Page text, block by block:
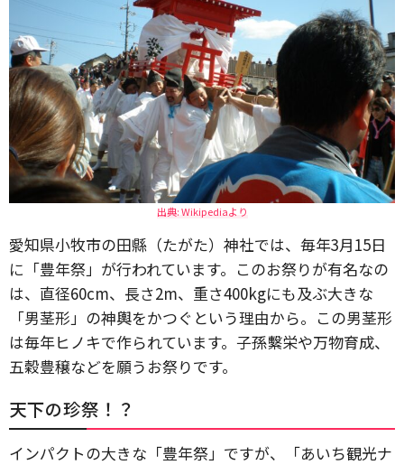
出典: Wikipediaより
愛知県小牧市の田縣（たがた）神社では、毎年3月15日
に「豊年祭」が行われています。このお祭りが有名なの
は、直径60cm、長さ2m、重さ400kgにも及ぶ大きな
「男茎形」の神輿をかつぐという理由から。この男茎形
は毎年ヒノキで作られています。子孫繫栄や万物育成、
五穀豊穣などを願うお祭りです。
天下の珍祭！？
インパクトの大きな「豊年祭」ですが、「あいち観光ナ